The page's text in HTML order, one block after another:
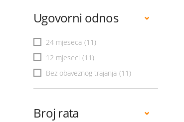
Ugovorni odnos
24 mjeseca (11)
12 mjeseci (11)
Bez obaveznog trajanja (11)
Broj rata